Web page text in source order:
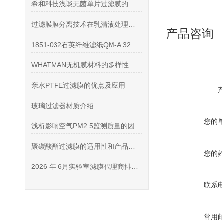
亲水PTFE过滤膜的优点及应用
玻璃过滤器材质介绍
产品咨询
您的
您的
联系
常用